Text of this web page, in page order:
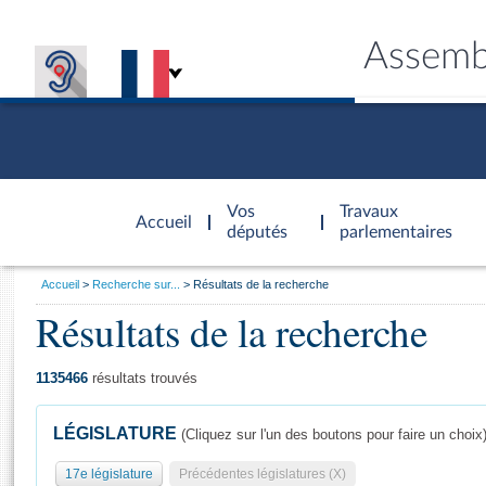
Accueil
d'accueil
Vos
députés
Travaux
parlementaires
Général
Vous
Accueil Recherche sur... Résultats de la recherche
Résultats de la recherche
1135466 résultats trouvés
LÉGISLATURE (Cliquez sur l'un des boutons pour faire un choix)
17e législature Précédentes législatures (X)